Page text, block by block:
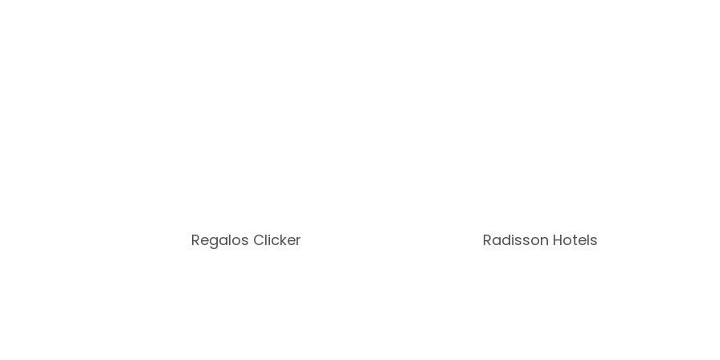
Regalos Clicker Radisson Hotels